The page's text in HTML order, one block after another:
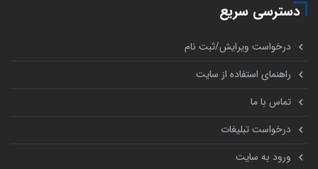
دسترسی سریع
درخواست ویرایش/ثبت نام
راهنمای استفاده از سایت
تماس با ما
درخواست تبلیغات
ورود به سایت